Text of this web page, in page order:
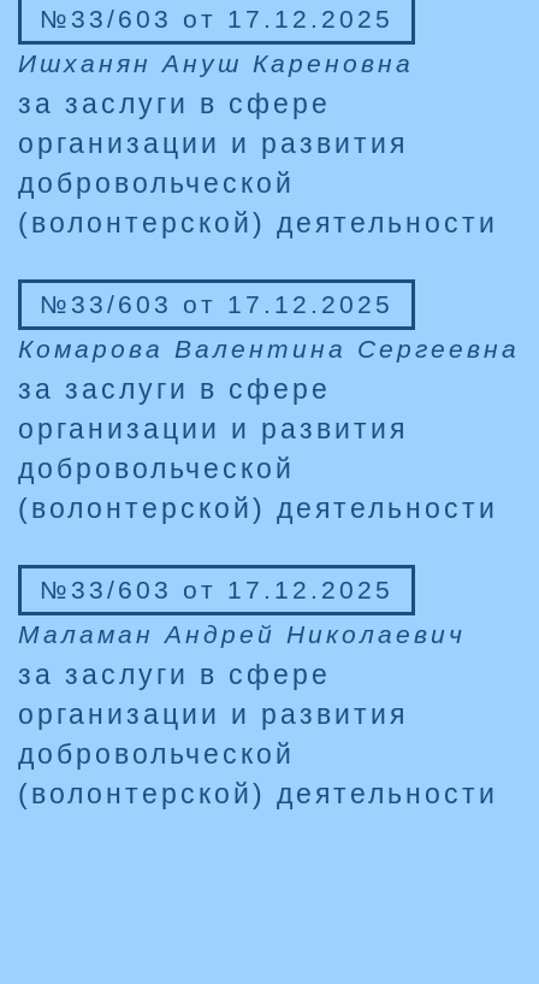
№33/603 от 17.12.2025
Ишханян Ануш Кареновна
за заслуги в сфере
организации и развития
добровольческой
(волонтерской) деятельности
№33/603 от 17.12.2025
Комарова Валентина Сергеевна
за заслуги в сфере
организации и развития
добровольческой
(волонтерской) деятельности
№33/603 от 17.12.2025
Маламан Андрей Николаевич
за заслуги в сфере
организации и развития
добровольческой
(волонтерской) деятельности